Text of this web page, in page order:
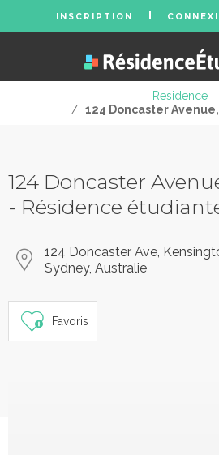
INSCRIPTION
Residence
/ 124 Doncaster
124 Doncaster
- Résidence
124 Doncaster Ave,
Sydney, Australie
Favoris